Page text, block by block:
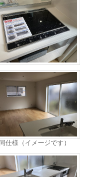
同仕様（イメージです）